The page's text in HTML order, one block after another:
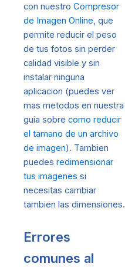
con nuestro Compresor
de Imagen Online, que
permite reducir el peso
de tus fotos sin perder
calidad visible y sin
instalar ninguna
aplicacion (puedes ver
mas metodos en nuestra
guia sobre como reducir
el tamano de un archivo
de imagen). Tambien
puedes redimensionar
tus imagenes si
necesitas cambiar
tambien las dimensiones.
Errores
comunes al